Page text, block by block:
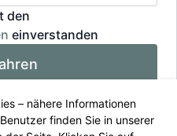
– nähere Informationen
finden Sie in unserer
den
einverstanden